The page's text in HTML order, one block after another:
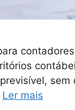
sem
Ler mais